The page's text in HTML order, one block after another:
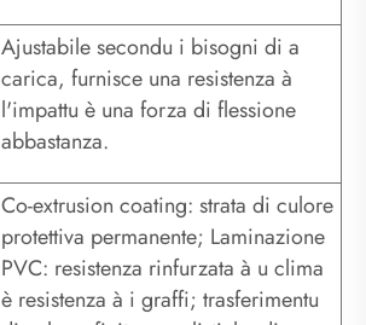
Ajustabile secondu i bisogni di a
carica, furnisce una resistenza à
l'impattu è una forza di flessione
abbastanza.
Co-extrusion coating: strata di culore
protettiva permanente; Laminazione
PVC: resistenza rinfurzata à u clima
è resistenza à i graffi; trasferimentu